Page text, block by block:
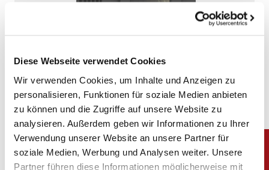
Diese Webseite verwendet Cookies
Wir verwenden Cookies, um Inhalte und Anzeigen zu
personalisieren, Funktionen für soziale Medien anbieten
zu können und die Zugriffe auf unsere Website zu
analysieren. Außerdem geben wir Informationen zu Ihrer
Verwendung unserer Website an unsere Partner für
soziale Medien, Werbung und Analysen weiter. Unsere
Partner führen diese Informationen möglicherweise mit
SD 9 E
480 x 825 cm (H x B)